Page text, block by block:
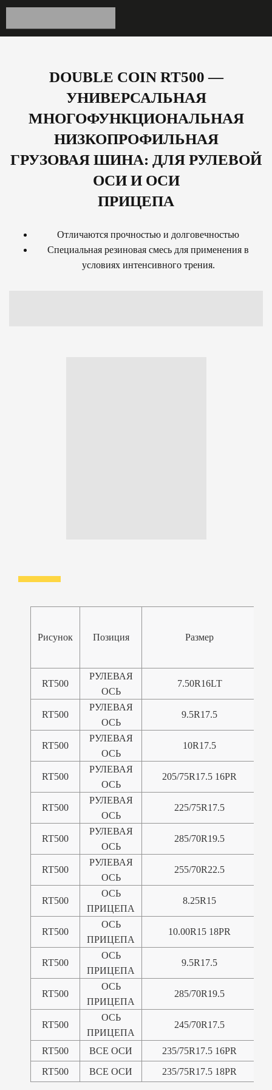
DOUBLE COIN RT500 —
УНИВЕРСАЛЬНАЯ
МНОГОФУНКЦИОНАЛЬНАЯ
НИЗКОПРОФИЛЬНАЯ
ГРУЗОВАЯ ШИНА: ДЛЯ РУЛЕВОЙ
ОСИ И ОСИ
ПРИЦЕПА
Отличаются прочностью и долговечностью
Специальная резиновая смесь для применения в
условиях интенсивного трения.
Рисунок Позиция Размер
RT500
РУЛЕВАЯ
ОСЬ
7.50R16LT
RT500
РУЛЕВАЯ
ОСЬ
9.5R17.5
RT500
РУЛЕВАЯ
ОСЬ
10R17.5
RT500
РУЛЕВАЯ
ОСЬ
205/75R17.5 16PR
RT500
РУЛЕВАЯ
ОСЬ
225/75R17.5
RT500
РУЛЕВАЯ
ОСЬ
285/70R19.5
RT500
РУЛЕВАЯ
ОСЬ
255/70R22.5
RT500
ОСЬ
ПРИЦЕПА
8.25R15
RT500
ОСЬ
ПРИЦЕПА
10.00R15 18PR
RT500
ОСЬ
ПРИЦЕПА
9.5R17.5
RT500
ОСЬ
ПРИЦЕПА
285/70R19.5
RT500
ОСЬ
ПРИЦЕПА
245/70R17.5
RT500 ВСЕ ОСИ
235/75R17.5 16PR
RT500
ВСЕ ОСИ 235/75R17.5 18PR